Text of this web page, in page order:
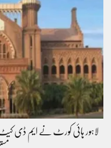
لاہور ہائی کورٹ نے ایم ڈی